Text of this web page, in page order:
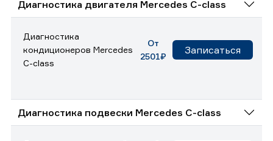
Диагностика двигателя Mercedes C-class
Диагностика
кондиционеров Mercedes
C-class
От
2501₽
Записаться
Диагностика подвески Mercedes C-class